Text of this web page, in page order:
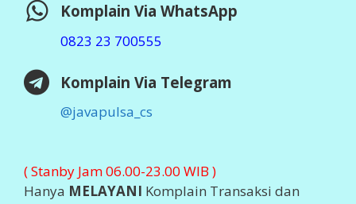
Komplain Via WhatsApp
0823 23 700555
Komplain Via Telegram
@javapulsa_cs
( Stanby Jam 06.00-23.00 WIB )
Hanya MELAYANI Komplain Transaksi dan